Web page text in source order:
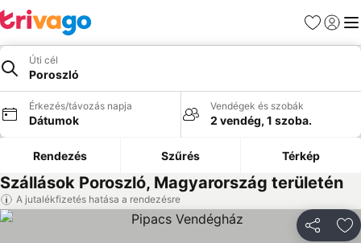
Kedvencek
Úti cél
Poroszló
Érkezés/távozás napja
Dátumok
Vendégek és szobák
2 vendég, 1 szoba.
Rendezés Szűrés Térkép
Szállások Poroszló, Magyarország területén
A jutalékfizetés hatása a rendezésre